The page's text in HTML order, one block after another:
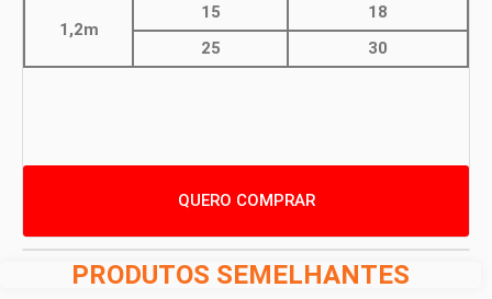
1,2m
15
18
25
30
QUERO COMPRAR
PRODUTOS SEMELHANTES